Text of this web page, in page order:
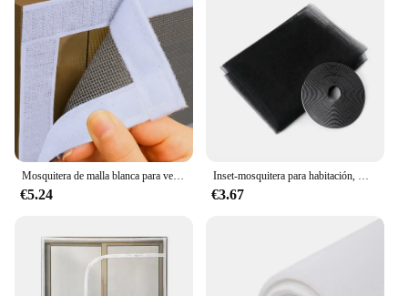
settings, from homes to offices, ensuring that
everyone can enjoy a pest-free environment. The
set's design allows for easy cleaning and
maintenance, making it a practical and sustainable
option for long-term use.
€5.24 €3.67